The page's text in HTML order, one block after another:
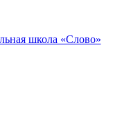
школа «Слово»